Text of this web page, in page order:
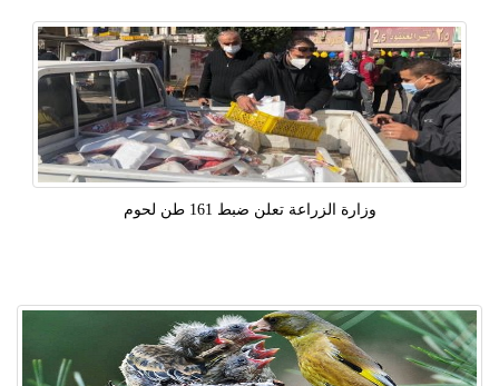
وزارة الزراعة تعلن ضبط 161 طن لحوم